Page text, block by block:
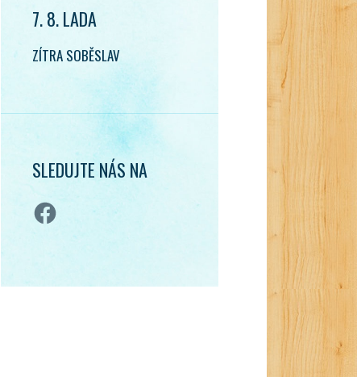
7. 8. LADA
ZÍTRA SOBĚSLAV
SLEDUJTE NÁS NA
Facebook